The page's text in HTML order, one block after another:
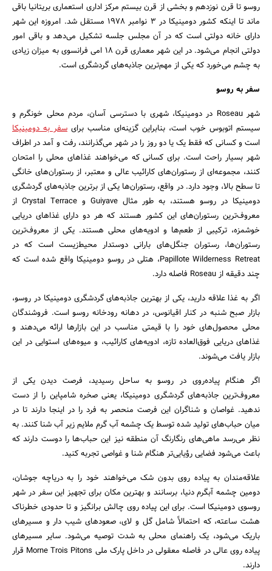
روسو تا قرن نوزدهم و بخشی از قرن بیستم مرکز اداری استعماری بریتانیا باقی
ماند تا اینکه کشور دومینیکا در 3 نوامبر 1978 مستقل شد. امروزه این شهر
دارای خانه دولتی است که در آن مجلس جلسه تشکیل می‌دهد و باقی امور
دولتی انجام می‌شود. در این شهر معماری قرن 18 امی فرانسوی به میزان زیادی
به چشم می‌خورد که یکی از مهم‌ترین جاذبه‌های گردشگری است.
سفر به روسو
شهر Roseau در دومینیکا، شهری با دسترسی آسان، مردم محلی خونگرم و
سیستم اتوبوس خوب است، بنابراین گزینه‌ای مناسب برای سفر به دومینیکا
است و کسانی که فقط یک یا دو روز را در شهر می‌گذرانند، رفت و آمد در اطراف
شهر بسیار راحت است. برای کسانی که می‌خواهند غذاهای محلی را امتحان
کنند، مجموعه‌ای از رستوران‌های کارائیب عالی و معتبر، از رستوران‌های خانگی
تا سطح بالا، وجود دارد. در واقع، رستوران‌ها یکی از برترین جاذبه‌های گردشگری
دومینیکا در روسو هستند، به طور مثال Guiyave و Crystal Terrace از
معروف‌ترین رستوران‌های این کشور هستند که هر دو دارای غذاهای دریایی
خوشمزه، ترکیبی از طعم‌ها و ادویه‌های محلی هستند. یکی از معروف‌ترین
رستوران‌ها، رستوران جنگل‌های بارانی دوستدار محیط‌زیست است که در
Papillote Wilderness Retreat، هتلی در روسو دومینیکا واقع شده است که
چند دقیقه از Roseau فاصله دارد.
اگر به غذا علاقه دارید، یکی از بهترین جاذبه‌های گردشگری دومینیکا در روسو،
بازار صبح شنبه در کنار اقیانوس، در دهانه رودخانه روسو است. فروشندگان
محلی محصول‌های خود را با قیمتی مناسب در این بازارها ارائه می‌دهند و
غذاهای دریایی فوق‌العاده تازه، ادویه‌های کارائیب، و میوه‌های استوایی در این
بازار یافت می‌شوند.
اگر هنگام پیاده‌روی در روسو به ساحل رسیدید، فرصت دیدن یکی از
معروف‌ترین جاذبه‌های گردشگری دومینیکا، یعنی صخره شامپاین را از دست
ندهید. غواصان و شناگران این فرصت منحصر به فرد را در اینجا دارند تا در
میان حباب‌های تولید شده توسط یک چشمه آب گرم ملایم زیر آب شنا کنند. به
نظر می‌رسد ماهی‌های رنگارنگ آن منطقه نیز این حباب‌ها را دوست دارند که
باعث می‌شود فضایی رؤیایی‌تر هنگام شنا و غواصی تجربه کنید.
علاقه‌مندان به پیاده روی بدون شک می‌خواهند خود را به دریاچه جوشان،
دومین چشمه آبگرم دنیا، برسانند و بهترین مکان برای تجهیز این سفر در شهر
روسوی دومینیکا است. برای این پیاده روی چالش برانگیز و تا حدودی خطرناک
هشت ساعته، که احتمالاً شامل گل و لای، صعودهای شیب دار و مسیرهای
باریک می‌شود، یک راهنمای محلی به شدت توصیه می‌شود. سایر مسیرهای
پیاده روی عالی در فاصله معقولی در داخل پارک ملی Morne Trois Pitons قرار
دارند.